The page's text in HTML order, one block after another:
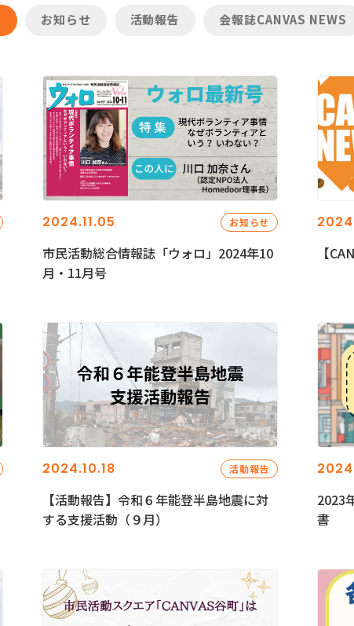
お知らせ 活動報告 会報誌CANVAS NEWS
2024.11.05 お知らせ
市民活動総合情報誌「ウォロ」2024年10
月・11月号
【
2024.10.18 活動報告
【活動報告】令和６年能登半島地震に対
する支援活動（９月）
2023
書